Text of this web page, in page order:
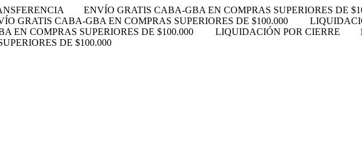
ENVÍO GRATIS CABA-GBA EN COMPRAS SUPERIORES DE
GRATIS CABA-GBA EN COMPRAS SUPERIORES DE $100.000
EN COMPRAS SUPERIORES DE $100.000 LIQUIDACIÓN POR CIERRE
DE $100.000